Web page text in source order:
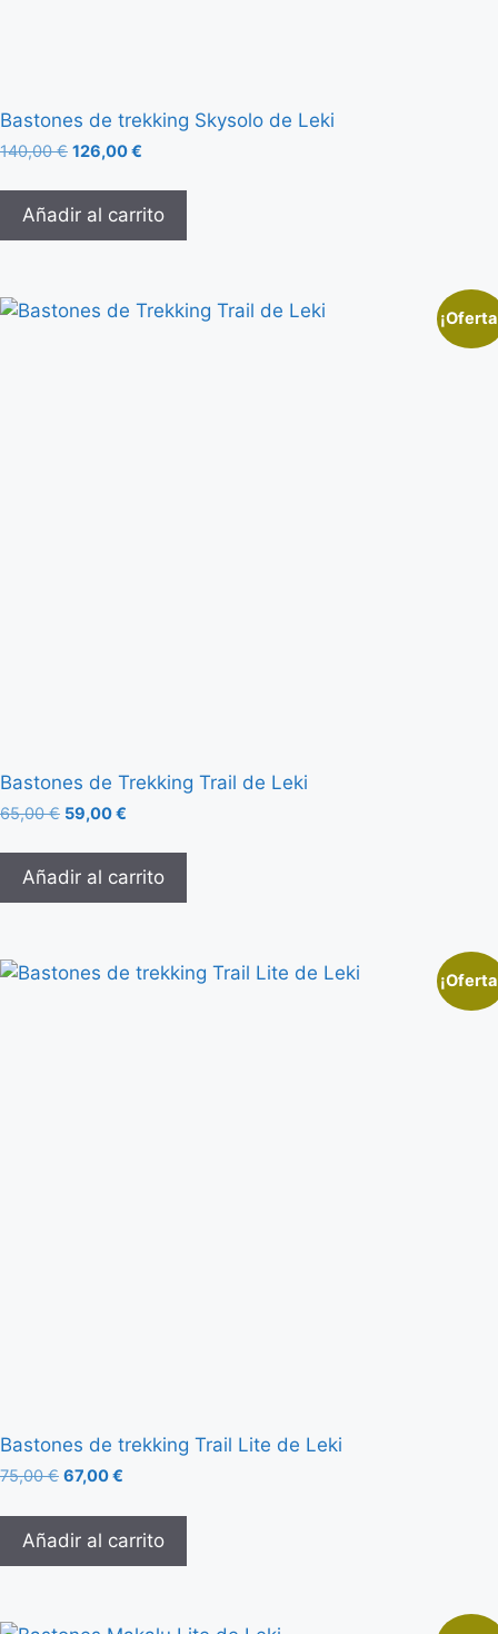
Bastones de trekking Skysolo de Leki
140,00€ 126,00€
Añadir al carrito
Bastones de Trekking Trail de Leki
65,00€ 59,00€
Añadir al carrito
Bastones de trekking Trail Lite de Leki
75,00€ 67,00€
Añadir al carrito